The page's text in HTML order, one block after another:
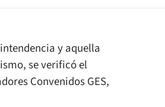
y aquella
se verificó el
Convenidos GES,